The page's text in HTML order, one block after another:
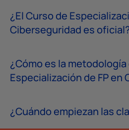
¿El Curso de
Ciberseguridad es
¿Cómo es la
Especialización de FP en
¿Cuándo empiezan las